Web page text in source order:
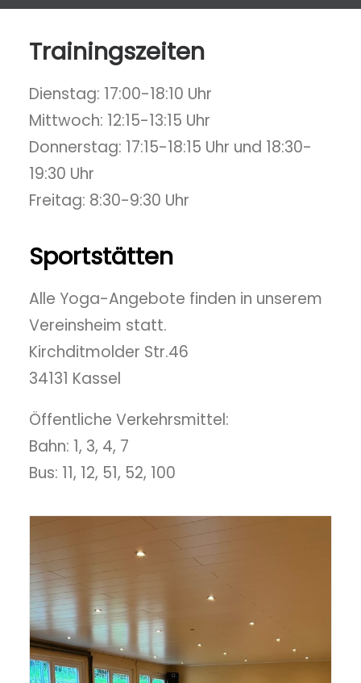
Trainingszeiten
Dienstag: 17:00-18:10 Uhr
Mittwoch: 12:15-13:15 Uhr
Donnerstag: 17:15-18:15 Uhr und 18:30-
19:30 Uhr
Freitag: 8:30-9:30 Uhr
Sportstätten
Alle Yoga-Angebote finden in unserem
Vereinsheim statt.
Kirchditmolder Str.46
34131 Kassel
Öffentliche Verkehrsmittel:
Bahn: 1, 3, 4, 7
Bus: 11, 12, 51, 52, 100